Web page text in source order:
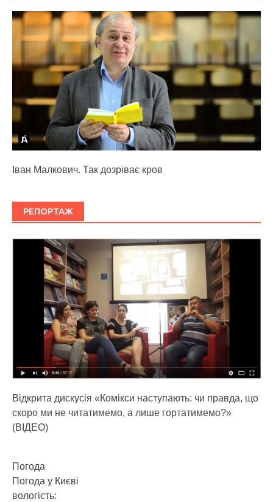
Іван Малкович. Так дозріває кров
РЕПОРТАЖ
Відкрита дискусія «Комікси наступають: чи правда, що
скоро ми не читатимемо, а лише гортатимемо?»
(ВІДЕО)
Погода
Погода у Києві
вологість: